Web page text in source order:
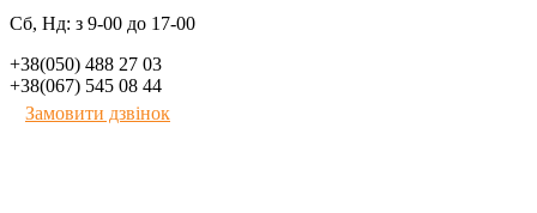
Сб, Нд: з 9-00 до 17-00
+38(050) 488 27 03
+38(067) 545 08 44
Замовити дзвінок